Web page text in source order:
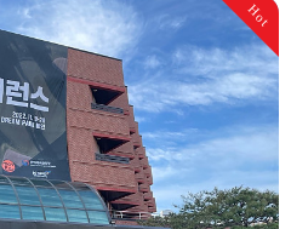
Hot